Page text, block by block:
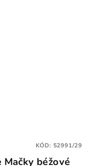
béžové
KÓD: 52991/29